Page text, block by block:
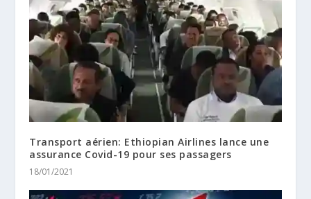
Transport aérien: Ethiopian Airlines lance une
assurance Covid-19 pour ses passagers
18/01/2021